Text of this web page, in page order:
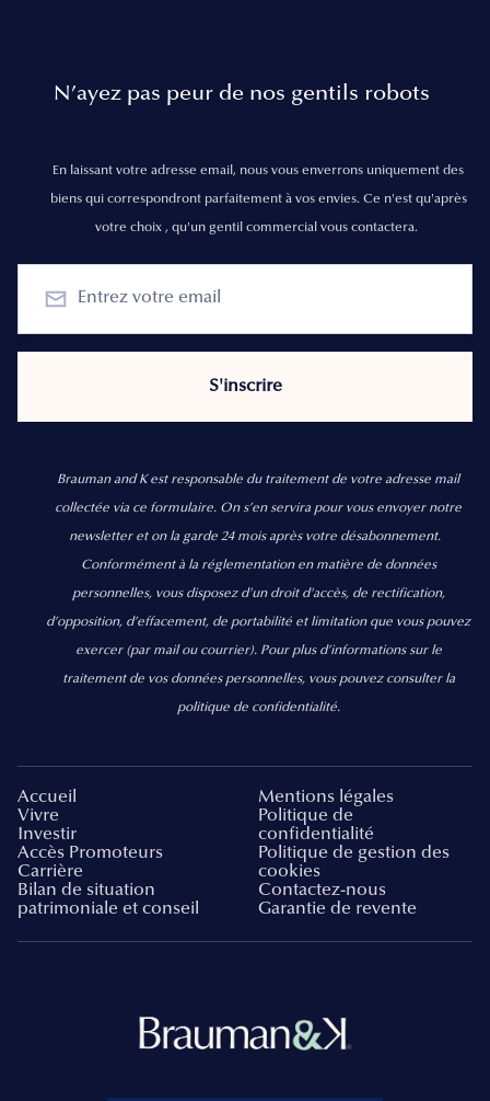
N’ayez pas peur de nos gentils robots
En laissant votre adresse email, nous vous enverrons uniquement des
biens qui correspondront parfaitement à vos envies. Ce n'est qu'après
votre choix , qu'un gentil commercial vous contactera.
Brauman and K est responsable du traitement de votre adresse mail
collectée via ce formulaire. On s’en servira pour vous envoyer notre
newsletter et on la garde 24 mois après votre désabonnement.
Conformément à la réglementation en matière de données
personnelles, vous disposez d'un droit d'accès, de rectification,
d’opposition, d’effacement, de portabilité et limitation que vous pouvez
exercer (par mail ou courrier). Pour plus d’informations sur le
traitement de vos données personnelles, vous pouvez consulter la
politique de confidentialité.
Accueil
Vivre
Investir
Accès Promoteurs
Carrière
Bilan de situation
patrimoniale et conseil
Mentions légales
Politique de
confidentialité
Politique de gestion des
cookies
Contactez-nous
Garantie de revente